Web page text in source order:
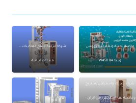
ماكينة تعبئة وتغليف 4 رؤوس
وزنية W450 B4
شركة ايرانية لإنتاج الماكينات –
منتجات ايرانية
شراء شرنك واسترتش/ستريج
وماكينة لف استرتش من ايران –